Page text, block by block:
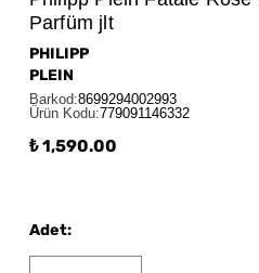
Parfüm jlt
PHILIPP
PLEIN
Barkod:8699294002993
Ürün Kodu:779091146332
₺ 1,590.00
Adet: